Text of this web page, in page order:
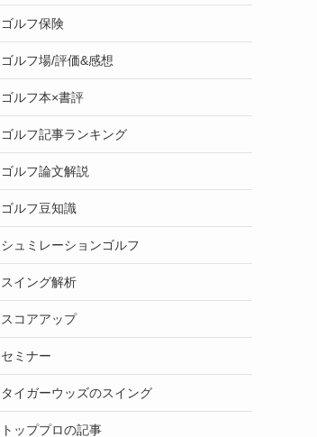
ゴルフ保険
ゴルフ場/評価&感想
ゴルフ本×書評
ゴルフ記事ランキング
ゴルフ論文解説
ゴルフ豆知識
シュミレーションゴルフ
スイング解析
スコアアップ
セミナー
タイガーウッズのスイング
トッププロの記事